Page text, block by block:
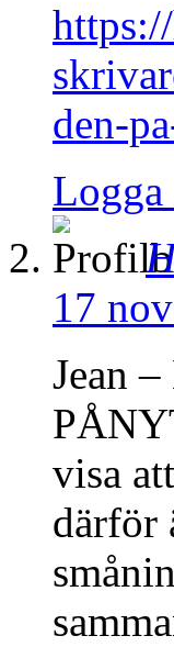
den-
Logga
17
Jean
visa
därför